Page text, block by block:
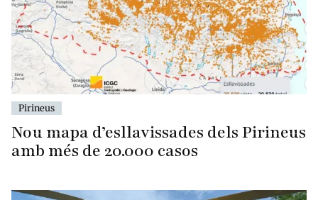
Pirineus
Nou mapa d’esllavissades dels Pirineus
amb més de 20.000 casos